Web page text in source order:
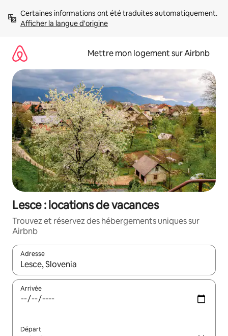
directement
Afficher la langue d'origine
Mettre mon logement sur Airbnb
Lesce : locations de vacances
Trouvez et réservez des hébergements uniques sur
Airbnb
Adresse
Lorsque les résultats s'affichent, utilisez les flèches vers le
Arrivée
Départ